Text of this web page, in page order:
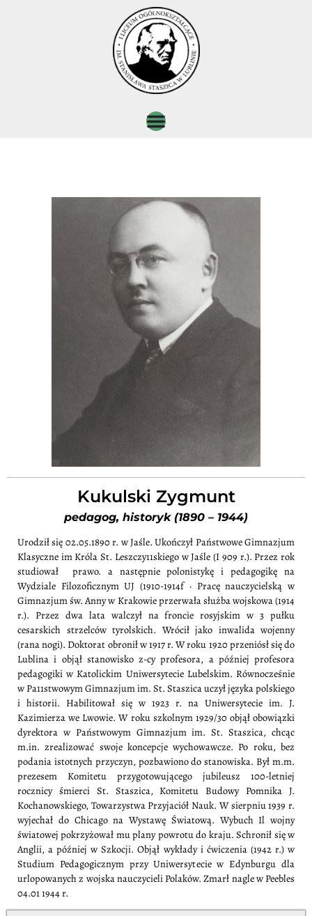
Kukulski Zygmunt
pedagog, historyk (1890 – 1944)
Urodził się 02.05.1890 r. w Jaśle. Ukończył Państwowe Gimnazjum
Klasyczne im Króla St. Leszczy11skiego w Jaśle (I 909 r.). Przez rok
studiował prawo. a następnie polonistykę i pedagogikę na
Wydziale Filozoficznym UJ (1910-1914f · Pracę nauczycielską w
Gimnazjum św. Anny w Krakowie przerwała służba wojskowa (1914
r.). Przez dwa lata walczył na froncie rosyjskim w 3 pułku
cesarskich strzelców tyrolskich. Wrócił jako inwalida wojenny
(rana nogi). Doktorat obronił w 1917 r. W roku 1920 przeniósł się do
Lublina i objął stanowisko z-cy profesora, a później profesora
pedagogiki w Katolickim Uniwersytecie Lubelskim. Równocześnie
w Pa11stwowym Gimnazjum im. St. Staszica uczył języka polskiego
i historii. Habilitował się w 1923 r. na Uniwersytecie im. J.
Kazimierza we Lwowie. W roku szkolnym 1929/30 objął obowiązki
dyrektora w Państwowym Gimnazjum im. St. Staszica, chcąc
m.in. zrealizować swoje koncepcje wychowawcze. Po roku, bez
podania istotnych przyczyn, pozbawiono do stanowiska. Był m.m.
prezesem Komitetu przygotowującego jubileusz 100-letniej
rocznicy śmierci St. Staszica, Komitetu Budowy Pomnika J.
Kochanowskiego, Towarzystwa Przyjaciół Nauk. W sierpniu 1939 r.
wyjechał do Chicago na Wystawę Światową. Wybuch Il wojny
światowej pokrzyżował mu plany powrotu do kraju. Schronił się w
Anglii, a później w Szkocji. Objął wykłady i ćwiczenia (1942 r.) w
Studium Pedagogicznym przy Uniwersytecie w Edynburgu dla
urlopowanych z wojska nauczycieli Polaków. Zmarł nagle w Peebles
04.01 1944 r.